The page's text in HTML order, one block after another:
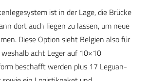
ist in der Lage, die Brücke
dort auch liegen zu lassen, um neue
Diese Option sieht Belgien also für
acht Leger auf 10×10
beschafft werden plus 17 Leguan-